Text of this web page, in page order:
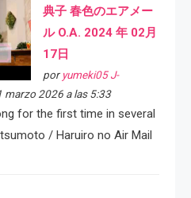
典子 春色のエアメー
ル O.A. 2024 年 02月
17日
por yumeki05 J-
marzo 2026 a las 5:33
for the first time in several
/ Haruiro no Air Mail